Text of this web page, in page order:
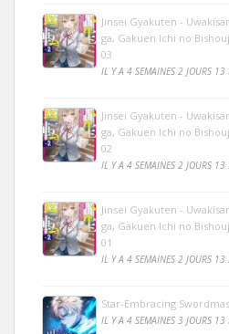
Jinsei Gyakuten -
ga, Gakuen Ichi no
03
IL Y A 4 SEMAINES 2 JOURS 13
Jinsei Gyakuten -
ga, Gakuen Ichi no
02
IL Y A 4 SEMAINES 2 JOURS 13
Jinsei Gyakuten -
ga, Gakuen Ichi no
01
IL Y A 4 SEMAINES 2 JOURS 13
Star-Embracing
IL Y A 4 SEMAINES 3 JOURS 13